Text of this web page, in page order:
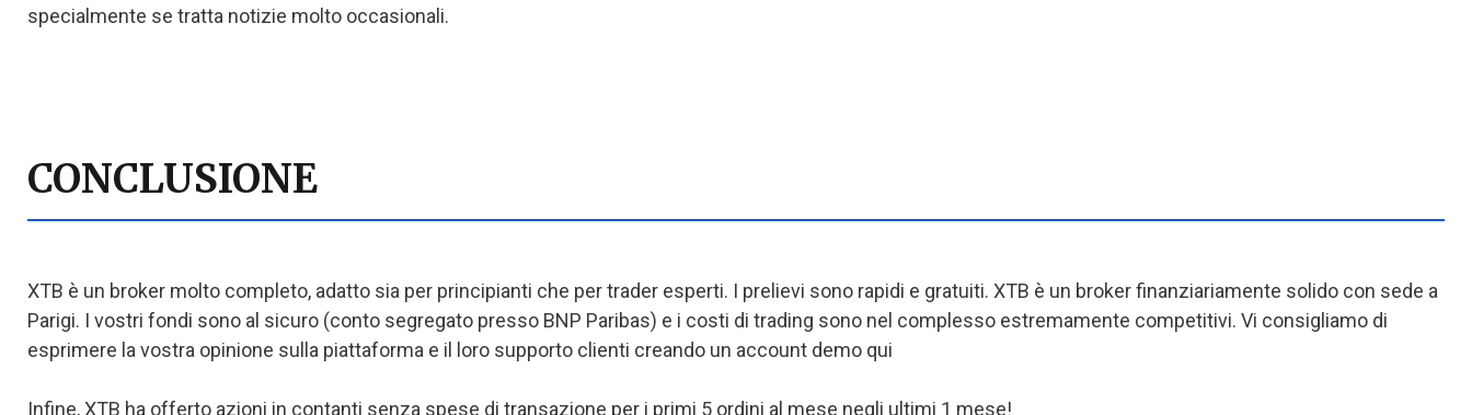
specialmente se tratta notizie molto occasionali.
CONCLUSIONE
XTB è un broker molto completo, adatto sia per principianti che per trader esperti. I prelievi sono rapidi e gratuiti. XTB è un broker finanziariamente solido con sede a
Parigi. I vostri fondi sono al sicuro (conto segregato presso BNP Paribas) e i costi di trading sono nel complesso estremamente competitivi. Vi consigliamo di
esprimere la vostra opinione sulla piattaforma e il loro supporto clienti creando un account demo qui
Infine, XTB ha offerto azioni in contanti senza spese di transazione per i primi 5 ordini al mese negli ultimi 1 mese!